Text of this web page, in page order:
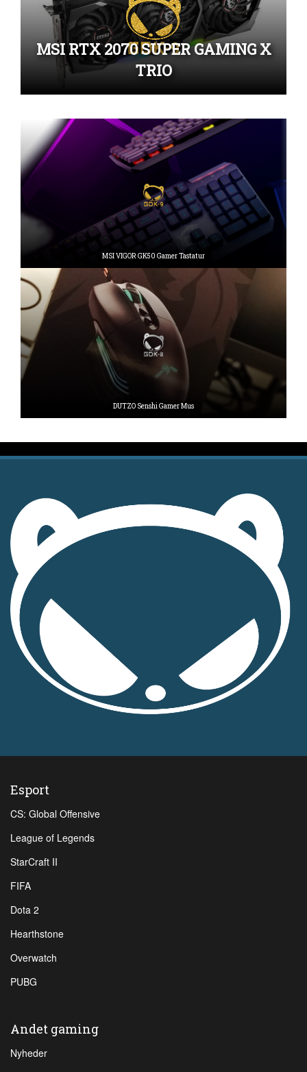
MSI RTX 2070 SUPER GAMING X
TRIO
MSI VIGOR GK50 Gamer Tastatur
DUTZO Senshi Gamer Mus
Esport
CS: Global Offensive
League of Legends
StarCraft II
FIFA
Dota 2
Hearthstone
Overwatch
PUBG
Andet gaming
Nyheder